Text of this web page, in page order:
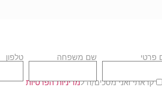
פרטי שם משפחה טלפון
קראתי ואני מסכים/ה למדיניות הפרטיות